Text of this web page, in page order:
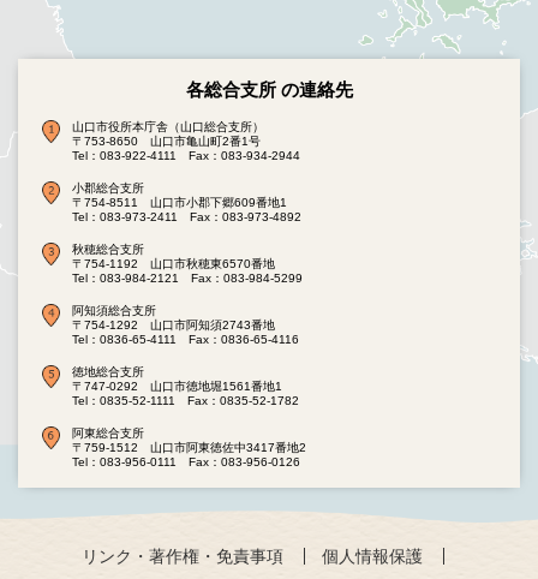
各総合支所 の連絡先
山口市役所本庁舎（山口総合支所）
〒753-8650 山口市亀山町2番1号
Tel：083-922-4111
Fax：083-934-2944
小郡総合支所
〒754-8511 山口市小郡下郷609番地1
Tel：083-973-2411
Fax：083-973-4892
秋穂総合支所
〒754-1192 山口市秋穂東6570番地
Tel：083-984-2121
Fax：083-984-5299
阿知須総合支所
〒754-1292 山口市阿知須2743番地
Tel：0836-65-4111
Fax：0836-65-4116
徳地総合支所
〒747-0292 山口市徳地堀1561番地1
Tel：0835-52-1111
Fax：0835-52-1782
阿東総合支所
〒759-1512 山口市阿東徳佐中3417番地2
Tel：083-956-0111
Fax：083-956-0126
リンク・著作権・免責事項 個人情報保護